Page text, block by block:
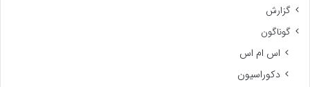
گزارش
گوناگون
اس ام اس
دکوراسیون